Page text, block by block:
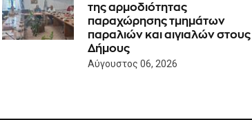
της αρμοδιότητας
παραχώρησης τμημάτων
παραλιών και αιγιαλών στους
Δήμους
Αύγουστος 06, 2026